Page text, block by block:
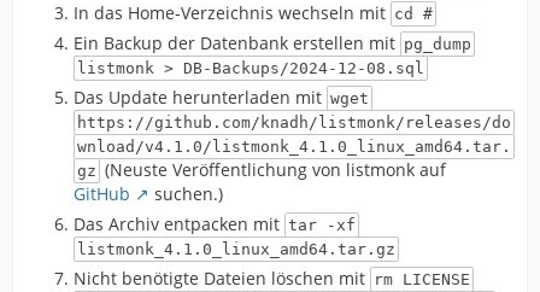
In das Home-Verzeichnis wechseln mit cd #
Ein Backup der Datenbank erstellen mit pg_dump
listmonk > DB-Backups/2024-12-08.sql
Das Update herunterladen mit wget
https://github.com/knadh/listmonk/releases/do
wnload/v4.1.0/listmonk_4.1.0_linux_amd64.tar.
gz (Neuste Veröffentlichung von listmonk auf
GitHub
suchen.)
Das Archiv entpacken mit tar -xf
listmonk_4.1.0_linux_amd64.tar.gz
Nicht benötigte Dateien löschen mit rm LICENSE